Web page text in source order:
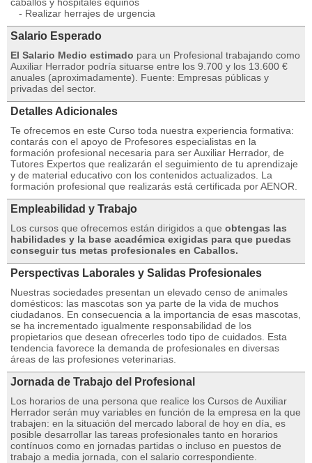
- Realizar herrajes de urgencia
Salario Esperado
El Salario Medio estimado para un Profesional trabajando como
Auxiliar Herrador podría situarse entre los 9.700 y los 13.600 €
anuales (aproximadamente). Fuente: Empresas públicas y
privadas del sector.
Detalles Adicionales
Te ofrecemos en este Curso toda nuestra experiencia formativa:
contarás con el apoyo de Profesores especialistas en la
formación profesional necesaria para ser Auxiliar Herrador, de
Tutores Expertos que realizarán el seguimiento de tu aprendizaje
y de material educativo con los contenidos actualizados. La
formación profesional que realizarás está certificada por AENOR.
Empleabilidad y Trabajo
Los cursos que ofrecemos están dirigidos a que obtengas las
habilidades y la base académica exigidas para que puedas
conseguir tus metas profesionales en Caballos.
Perspectivas Laborales y Salidas Profesionales
Nuestras sociedades presentan un elevado censo de animales
domésticos: las mascotas son ya parte de la vida de muchos
ciudadanos. En consecuencia a la importancia de esas mascotas,
se ha incrementado igualmente responsabilidad de los
propietarios que desean ofrecerles todo tipo de cuidados. Esta
tendencia favorece la demanda de profesionales en diversas
áreas de las profesiones veterinarias.
Jornada de Trabajo del Profesional
Los horarios de una persona que realice los Cursos de Auxiliar
Herrador serán muy variables en función de la empresa en la que
trabajen: en la situación del mercado laboral de hoy en día, es
posible desarrollar las tareas profesionales tanto en horarios
contínuos como en jornadas partidas o incluso en puestos de
trabajo a media jornada, con el salario correspondiente.